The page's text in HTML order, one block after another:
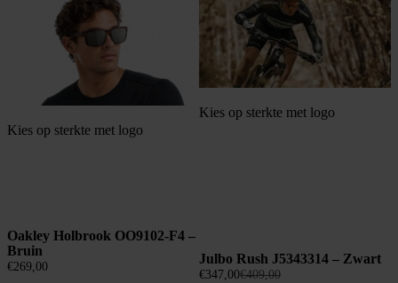
Kies op sterkte met logo
Oakley Holbrook OO9102-F4 –
Bruin
€269,00
Kies op sterkte met logo
Julbo Rush J5343314 – Zwart
€409,00
Oorspronkelijke
€347,00
Huidige